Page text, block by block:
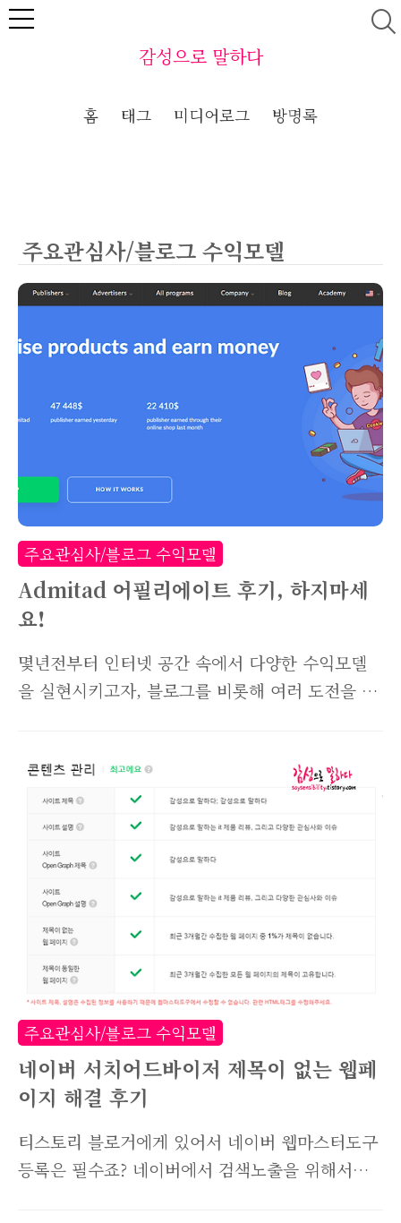
본문 바로가기
감성으로 말하다
홈 태그 미디어로그 방명록
주요관심사/블로그 수익모델
주요관심사/블로그 수익모델
Admitad 어필리에이트 후기, 하지마세
요!
몇년전부터 인터넷 공간 속에서 다양한 수익모델
을 실현시키고자, 블로그를 비롯해 여러 도전을 해
에이트는 아마존 제품만 판매할 수 있고, 쿠팡파트
너스 역시 쿠팡 제품 판매로만 수익을 얻을 수 있
습니다. 하지만 어드미타드(Admitad)는 하나의
사이트에 국한되지않고 다양한 사이트의 어필리에
이트 활동을 할 수 있는 곳인데요. 알리익스프레
스, 아이허브, 어도비, 아고다, 셔터스톡 등 다양
한 사이트들을 한 곳에 모아 제휴마케팅을 할 수
있는 곳입니다. 쉽게 표현하자면 국내 링크프라이
스와 같은 마케팅 회사입니다. Admitad는 독일
에 본사를 둔 디지털 게임 광고회사이자 마케팅
회사로 2009년 설립되어 현재는 러시아, ..
주요관심사/블로그 수익모델
네이버 서치어드바이저 제목이 없는 웹페
이지 해결 후기
티스토리 블로거에게 있어서 네이버 웹마스터도구
등록은 필수죠? 네이버에서 검색노출을 위해서라